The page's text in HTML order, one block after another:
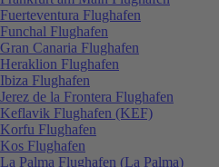
Fuerteventura Flughafen
Funchal Flughafen
Gran Canaria Flughafen
Heraklion Flughafen
Ibiza Flughafen
Jerez de la Frontera Flughafen
Keflavik Flughafen (KEF)
Korfu Flughafen
Kos Flughafen
La Palma Flughafen (La Palma)